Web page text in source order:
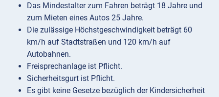
Das Mindestalter zum Fahren beträgt 18 Jahre und
zum Mieten eines Autos 25 Jahre.
Die zulässige Höchstgeschwindigkeit beträgt 60
km/h auf Stadtstraßen und 120 km/h auf
Autobahnen.
Freisprechanlage ist Pflicht.
Sicherheitsgurt ist Pflicht.
Es gibt keine Gesetze bezüglich der Kindersicherheit